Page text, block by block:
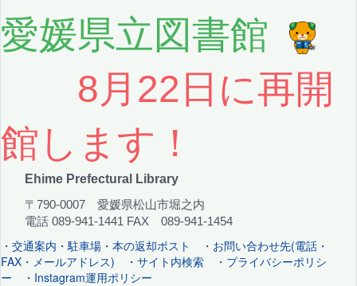
愛媛県立図書館
8月22日に再開
館します！
Ehime Prefectural Library
〒790-0007 愛媛県松山市堀之内
電話 089-941-1441 FAX 089-941-1454
・ 交通案内・駐車場・本の返却ポスト ・ お問い合わせ先(電話・
FAX・メールアドレス) ・ サイト内検索 ・ プライバシーポリシ
ー ・ Instagram運用ポリシー